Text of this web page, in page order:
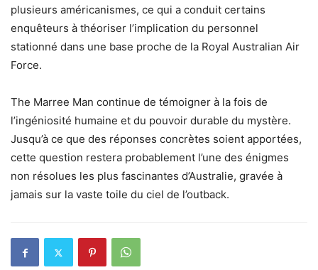
plusieurs américanismes, ce qui a conduit certains
enquêteurs à théoriser l’implication du personnel
stationné dans une base proche de la Royal Australian Air
Force.
The Marree Man continue de témoigner à la fois de
l’ingéniosité humaine et du pouvoir durable du mystère.
Jusqu’à ce que des réponses concrètes soient apportées,
cette question restera probablement l’une des énigmes
non résolues les plus fascinantes d’Australie, gravée à
jamais sur la vaste toile du ciel de l’outback.